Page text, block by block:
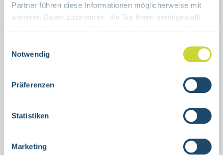
Partner führen diese Informationen möglicherweise mit
weiteren Daten zusammen, die Sie ihnen bereitgestellt
Notwendig
Präferenzen
Statistiken
Marketing
Description
manvarious sizesAluminum or self-adhesive
A1.3Photoluminesc…